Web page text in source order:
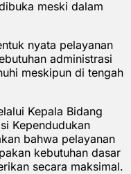
meski dalam
nyata pelayanan
administrasi
meskipun di tengah
Kepala Bidang
Kependudukan
bahwa pelayanan
kebutuhan dasar
secara maksimal.